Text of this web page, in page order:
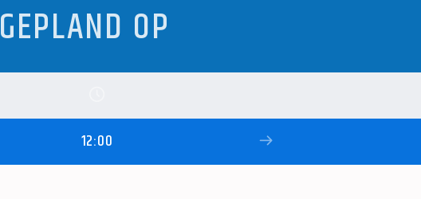
GEPLAND OP
12:00